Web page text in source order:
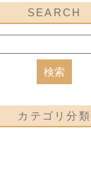
SEARCH
カテゴリ分類